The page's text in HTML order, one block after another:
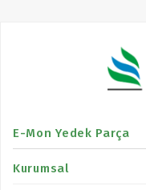
E-Mon Yedek Parça
Kurumsal